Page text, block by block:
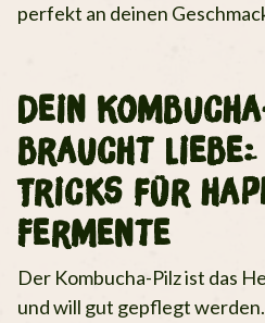
perfekt an deinen
Dein
braucht Liebe:
Tricks für
Fermente
Der Kombucha-Pilz ist das
und will gut gepflegt